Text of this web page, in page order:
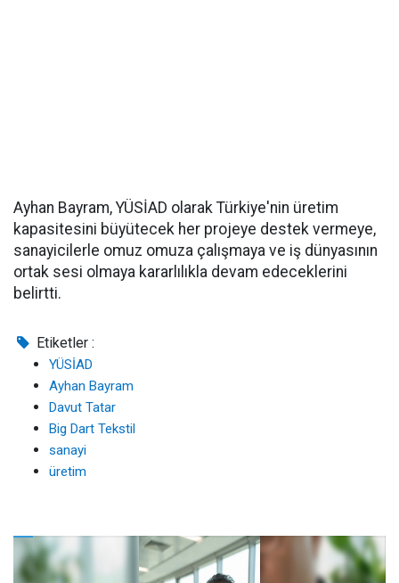
Ayhan Bayram, YÜSİAD olarak Türkiye'nin üretim
kapasitesini büyütecek her projeye destek vermeye,
sanayicilerle omuz omuza çalışmaya ve iş dünyasının
ortak sesi olmaya kararlılıkla devam edeceklerini
belirtti.
Etiketler :
YÜSİAD
Ayhan Bayram
Davut Tatar
Big Dart Tekstil
sanayi
üretim